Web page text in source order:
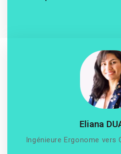
Eliana
Ingénieure Ergonome vers